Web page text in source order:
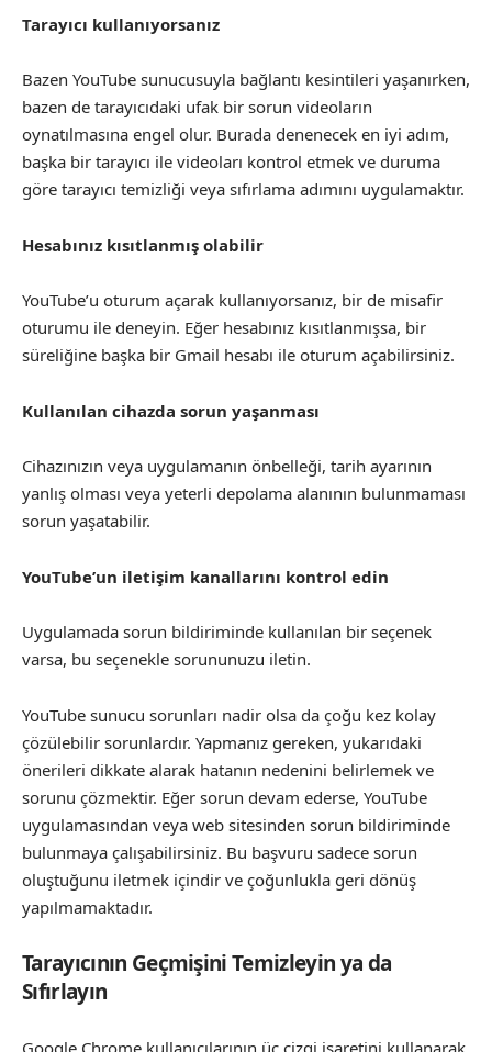
Tarayıcı kullanıyorsanız
Bazen YouTube sunucusuyla bağlantı kesintileri yaşanırken,
bazen de tarayıcıdaki ufak bir sorun videoların
oynatılmasına engel olur. Burada denenecek en iyi adım,
başka bir tarayıcı ile videoları kontrol etmek ve duruma
göre tarayıcı temizliği veya sıfırlama adımını uygulamaktır.
Hesabınız kısıtlanmış olabilir
YouTube’u oturum açarak kullanıyorsanız, bir de misafir
oturumu ile deneyin. Eğer hesabınız kısıtlanmışsa, bir
süreliğine başka bir Gmail hesabı ile oturum açabilirsiniz.
Kullanılan cihazda sorun yaşanması
Cihazınızın veya uygulamanın önbelleği, tarih ayarının
yanlış olması veya yeterli depolama alanının bulunmaması
sorun yaşatabilir.
YouTube’un iletişim kanallarını kontrol edin
Uygulamada sorun bildiriminde kullanılan bir seçenek
varsa, bu seçenekle sorununuzu iletin.
YouTube sunucu sorunları nadir olsa da çoğu kez kolay
çözülebilir sorunlardır. Yapmanız gereken, yukarıdaki
önerileri dikkate alarak hatanın nedenini belirlemek ve
sorunu çözmektir. Eğer sorun devam ederse, YouTube
uygulamasından veya web sitesinden sorun bildiriminde
bulunmaya çalışabilirsiniz. Bu başvuru sadece sorun
oluştuğunu iletmek içindir ve çoğunlukla geri dönüş
yapılmamaktadır.
Tarayıcının Geçmişini Temizleyin ya da
Sıfırlayın
Google Chrome kullanıcılarının üç çizgi işaretini kullanarak,